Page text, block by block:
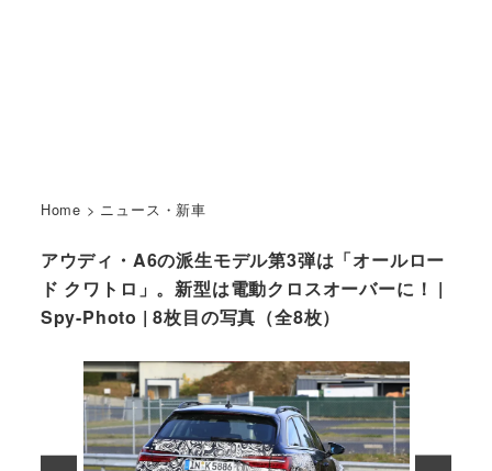
Home > ニュース・新車
アウディ・A6の派生モデル第3弾は「オールロー
ド クワトロ」。新型は電動クロスオーバーに！ |
Spy-Photo | 8枚目の写真（全8枚）